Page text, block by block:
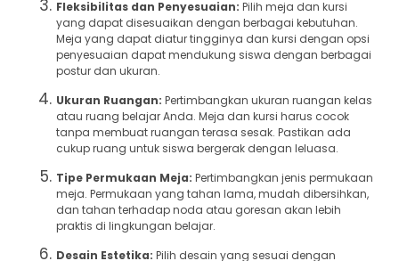
Fleksibilitas dan Penyesuaian: Pilih meja dan kursi
yang dapat disesuaikan dengan berbagai kebutuhan.
Meja yang dapat diatur tingginya dan kursi dengan opsi
penyesuaian dapat mendukung siswa dengan berbagai
postur dan ukuran.
Ukuran Ruangan: Pertimbangkan ukuran ruangan kelas
atau ruang belajar Anda. Meja dan kursi harus cocok
tanpa membuat ruangan terasa sesak. Pastikan ada
cukup ruang untuk siswa bergerak dengan leluasa.
Tipe Permukaan Meja: Pertimbangkan jenis permukaan
meja. Permukaan yang tahan lama, mudah dibersihkan,
dan tahan terhadap noda atau goresan akan lebih
praktis di lingkungan belajar.
Desain Estetika: Pilih desain yang sesuai dengan